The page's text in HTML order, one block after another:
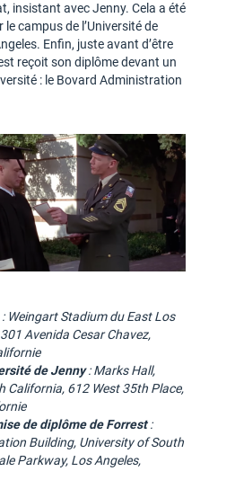
insistant avec Jenny. Cela a été
campus de l’Université de
Enfin, juste avant d’être
reçoit son diplôme devant un
: le Bovard Administration
: Weingart StadiumduEast Los
Avenida Cesar Chavez,
de Jenny: Marks Hall,
California, 612 West 35th Place,
de diplôme de Forrest:
Building, University of South
Parkway, Los Angeles,